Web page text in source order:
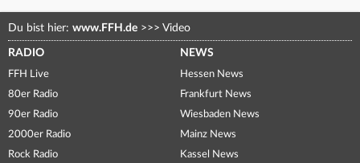
Du bist hier: www.FFH.de >>> Video
RADIO
FFH Live
80er Radio
90er Radio
2000er Radio
Rock Radio
NEWS
Hessen News
Frankfurt News
Wiesbaden News
Mainz News
Kassel News